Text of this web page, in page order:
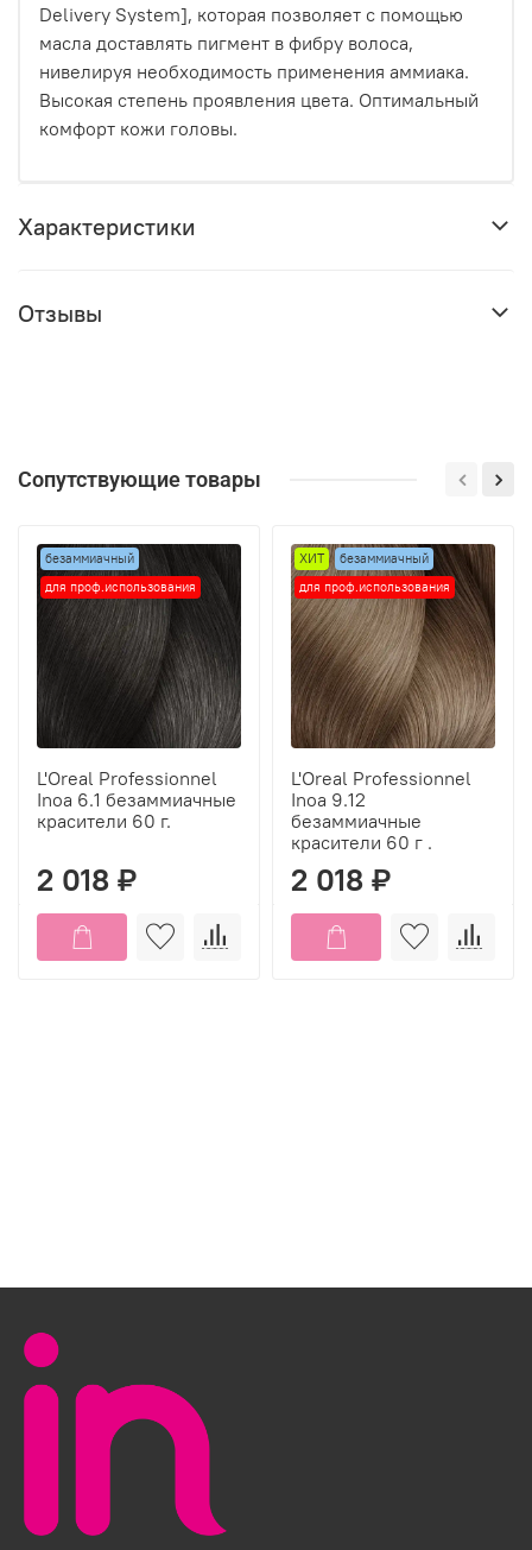
Delivery System], которая позволяет с помощью
масла доставлять пигмент в фибру волоса,
нивелируя необходимость применения аммиака.
Высокая степень проявления цвета. Оптимальный
комфорт кожи головы.
Характеристики
Отзывы
Сопутствующие товары
безаммиачный
для проф.использования
L'Oreal Professionnel
Inoa 6.1 безаммиачные
красители 60 г.
2 018 ₽
ХИТ
безаммиачный
для проф.использования
L'Oreal Professionnel
Inoa 9.12
безаммиачные
красители 60 г .
2 018 ₽